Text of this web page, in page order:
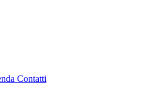
Contatti